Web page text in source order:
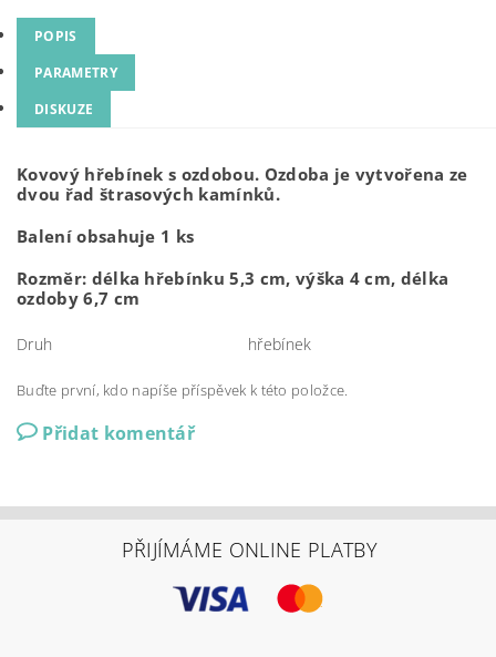
POPIS
PARAMETRY
DISKUZE
Kovový hřebínek s ozdobou. Ozdoba je vytvořena ze
dvou řad štrasových kamínků.
Balení obsahuje 1 ks
Rozměr: délka hřebínku 5,3 cm, výška 4 cm, délka
ozdoby 6,7 cm
Druh hřebínek
Buďte první, kdo napíše příspěvek k této položce.
Přidat komentář
PŘIJÍMÁME ONLINE PLATBY